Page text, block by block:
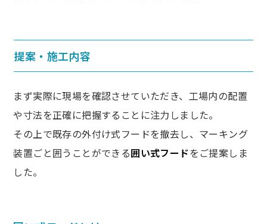
提案・施工内容
まず実際に現場を確認させていただき、工場内の配置
や寸法を正確に把握することに注力しました。
その上で既存の外付け式フードを撤去し、マーキング
装置ごと囲うことができる囲い式フードをご提案しま
した。